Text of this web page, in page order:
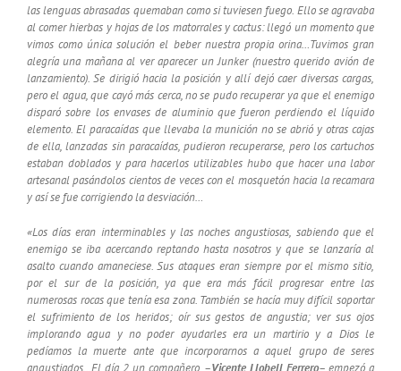
las lenguas abrasadas quemaban como si tuviesen fuego. Ello se agravaba
al comer hierbas y hojas de los matorrales y cactus: llegó un momento que
vimos como única solución el beber nuestra propia orina…Tuvimos gran
alegría una mañana al ver aparecer un Junker (nuestro querido avión de
lanzamiento). Se dirigió hacia la posición y allí dejó caer diversas cargas,
pero el agua, que cayó más cerca, no se pudo recuperar ya que el enemigo
disparó sobre los envases de aluminio que fueron perdiendo el líquido
elemento. El paracaídas que llevaba la munición no se abrió y otras cajas
de ella, lanzadas sin paracaídas, pudieron recuperarse, pero los cartuchos
estaban doblados y para hacerlos utilizables hubo que hacer una labor
artesanal pasándolos cientos de veces con el mosquetón hacia la recamara
y así se fue corrigiendo la desviación…
«Los días eran interminables y las noches angustiosas, sabiendo que el
enemigo se iba acercando reptando hasta nosotros y que se lanzaría al
asalto cuando amaneciese. Sus ataques eran siempre por el mismo sitio,
por el sur de la posición, ya que era más fácil progresar entre las
numerosas rocas que tenía esa zona. También se hacía muy difícil soportar
el sufrimiento de los heridos; oír sus gestos de angustia; ver sus ojos
implorando agua y no poder ayudarles era un martirio y a Dios le
pedíamos la muerte ante que incorporarnos a aquel grupo de seres
angustiados…El día 2 un compañero –Vicente Llobell Ferrero– empezó a